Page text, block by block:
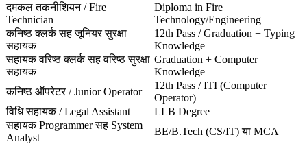
दमकल तकनीशियन / Fire
Technician
Diploma in Fire
Technology/Engineering
कनिष्ठ क्लर्क सह जूनियर सुरक्षा
सहायक
12th Pass / Graduation + Typing
Knowledge
सहायक वरिष्ठ क्लर्क सह वरिष्ठ सुरक्षा
सहायक
Graduation + Computer
Knowledge
कनिष्ठ ऑपरेटर / Junior Operator
12th Pass / ITI (Computer
Operator)
विधि सहायक / Legal Assistant
LLB Degree
सहायक Programmer सह System
Analyst
BE/B.Tech (CS/IT) या MCA